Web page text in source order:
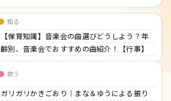
知る
【保育知識】音楽会の曲選びどうしよう？年
齢別、音楽会でおすすめの曲紹介！【行事】
歌う
ガリガリかきごおり｜まな＆ゆうによる振り